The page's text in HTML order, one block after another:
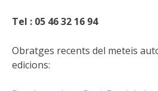
Tel : 05 46 32 16 94
Obratges recents del meteis
edicions: